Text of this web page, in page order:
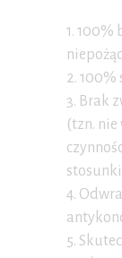
1. 100%
2. 100%
3. Brak
(tzn.
4.
5.